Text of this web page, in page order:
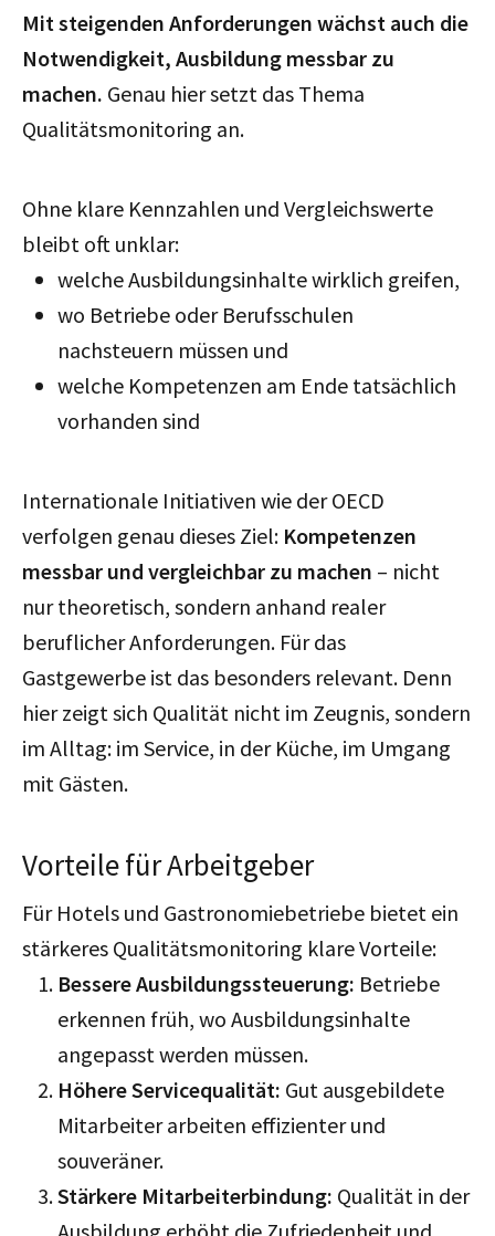
Mit steigenden Anforderungen wächst auch die
Notwendigkeit, Ausbildung messbar zu
machen. Genau hier setzt das Thema
Qualitätsmonitoring an.
Ohne klare Kennzahlen und Vergleichswerte
bleibt oft unklar:
welche Ausbildungsinhalte wirklich greifen,
wo Betriebe oder Berufsschulen
nachsteuern müssen und
welche Kompetenzen am Ende tatsächlich
vorhanden sind
Internationale Initiativen wie der OECD
verfolgen genau dieses Ziel: Kompetenzen
messbar und vergleichbar zu machen – nicht
nur theoretisch, sondern anhand realer
beruflicher Anforderungen. Für das
Gastgewerbe ist das besonders relevant. Denn
hier zeigt sich Qualität nicht im Zeugnis, sondern
im Alltag: im Service, in der Küche, im Umgang
mit Gästen.
Vorteile für Arbeitgeber
Für Hotels und Gastronomiebetriebe bietet ein
stärkeres Qualitätsmonitoring klare Vorteile:
Bessere Ausbildungssteuerung: Betriebe
erkennen früh, wo Ausbildungsinhalte
angepasst werden müssen.
Höhere Servicequalität: Gut ausgebildete
Mitarbeiter arbeiten effizienter und
souveräner.
Stärkere Mitarbeiterbindung: Qualität in der